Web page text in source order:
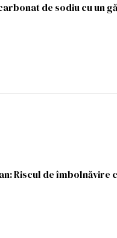
de sodiu cu un
Riscul de îmbolnăvire